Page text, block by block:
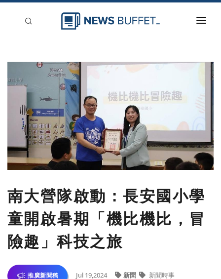
新聞稿分類
南大營隊啟動：長安國小學
童開啟暑期「機比機比，冒
險趣」科技之旅
推廣新聞稿 Jul 19,2024 新聞 新聞時事